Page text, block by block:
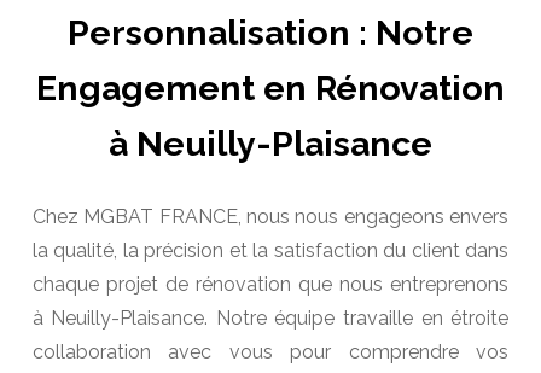
Personnalisation : Notre
Engagement en Rénovation
à Neuilly-Plaisance
Chez MGBAT FRANCE, nous nous engageons envers
la qualité, la précision et la satisfaction du client dans
chaque projet de rénovation que nous entreprenons
à Neuilly-Plaisance. Notre équipe travaille en étroite
collaboration avec vous pour comprendre vos